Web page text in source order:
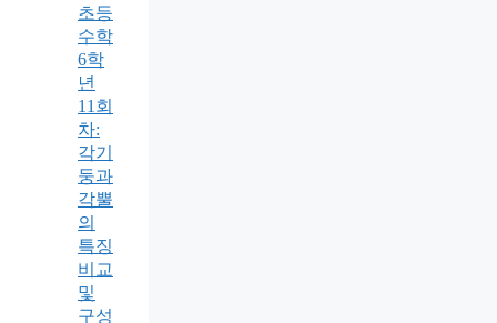
초등
수학
6학
년
11회
차:
각기
둥과
각뿔
의
특징
비교
및
구성